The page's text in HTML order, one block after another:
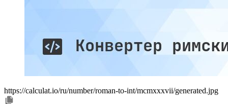
https://calculat.io/ru/number/roman-to-int/mcmxxxvii/generated.jpg